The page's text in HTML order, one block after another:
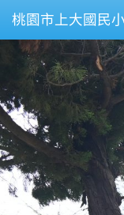
桃園市上大國民